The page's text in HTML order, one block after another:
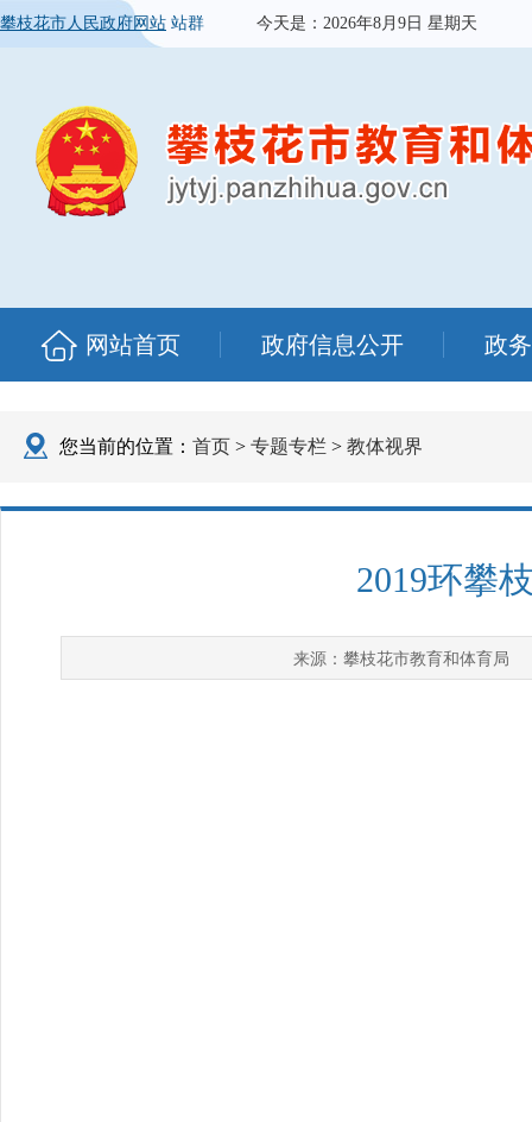
攀枝花市人民政府网站 站群 今天是： 2026年8月9日 星期天
网站首页 政府信息公开 政
您当前的位置： 首页 > 专题专栏 > 教体视界
2019环攀
来源： 攀枝花市教育和体育局